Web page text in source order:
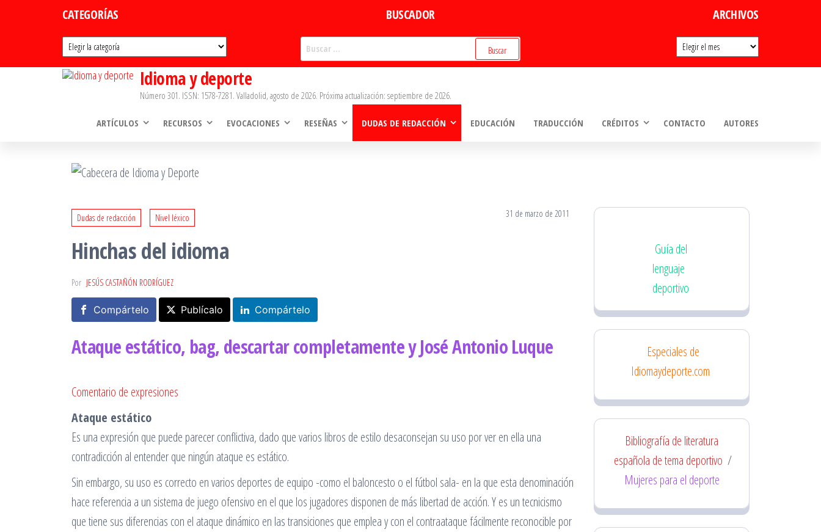
CATEGORÍAS
Categorías
BUSCADOR ARCHIVOS
Archivos
Idioma y deporte
Número 301. ISSN: 1578-7281. Valladolid, agosto de 2026. Próxima actualización: septiembre de 2026.
ARTÍCULOS RECURSOS EVOCACIONES RESEÑAS DUDAS DE REDACCIÓN EDUCACIÓN TRADUCCIÓN CRÉDITOS CONTACTO AUTORES
Dudas de redacción Nivel léxico 31 de marzo de 2011
Hinchas del idioma
Por JESÚS CASTAÑÓN RODRÍGUEZ
Compártelo Publícalo Compártelo
Ataque estático, bag, descartar completamente y José Antonio Luque
Comentario de expresiones
Ataque estático
Es una expresión que puede parecer conflictiva, dado que varios libros de estilo desaconsejan su uso por ver en ella una
contradicción al entender que ningún ataque es estático.
Sin embargo, su uso es correcto en varios deportes de equipo -como el baloncesto o el fútbol sala- en la que esta denominación
hace referencia a un sistema de juego ofensivo en el que los jugadores disponen de más libertad de acción. Y es un tecnicismo
que tiene sus diferencias con el ataque dinámico en las transiciones que emplea y con el contraataque fácilmente reconocible por
Guía del
lenguaje
deportivo
Especiales de
Idiomaydeporte.com
Bibliografía de literatura
española de tema deportivo /
Mujeres para el deporte